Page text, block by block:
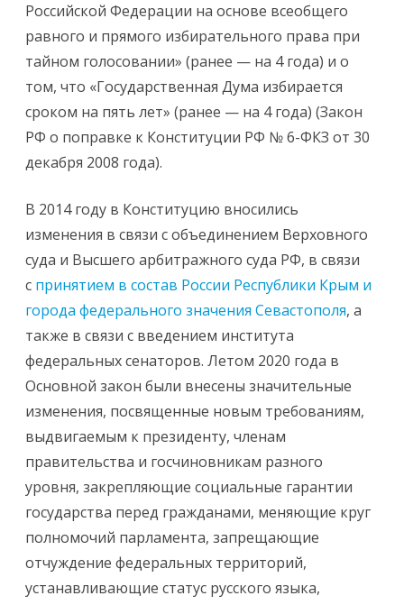
Российской Федерации на основе всеобщего
равного и прямого избирательного права при
тайном голосовании» (ранее — на 4 года) и о
том, что «Государственная Дума избирается
сроком на пять лет» (ранее — на 4 года) (Закон
РФ о поправке к Конституции РФ № 6-ФКЗ от 30
декабря 2008 года).
В 2014 году в Конституцию вносились
изменения в связи с объединением Верховного
суда и Высшего арбитражного суда РФ, в связи
с принятием в состав России Республики Крым и
города федерального значения Севастополя, а
также в связи с введением института
федеральных сенаторов. Летом 2020 года в
Основной закон были внесены значительные
изменения, посвященные новым требованиям,
выдвигаемым к президенту, членам
правительства и госчиновникам разного
уровня, закрепляющие социальные гарантии
государства перед гражданами, меняющие круг
полномочий парламента, запрещающие
отчуждение федеральных территорий,
устанавливающие статус русского языка,